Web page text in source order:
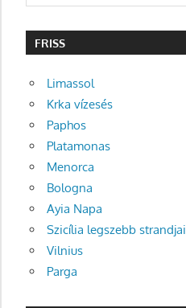
FRISS
Limassol
Krka vízesés
Paphos
Platamonas
Menorca
Bologna
Ayia Napa
Szicília legszebb strandjai
Vilnius
Parga